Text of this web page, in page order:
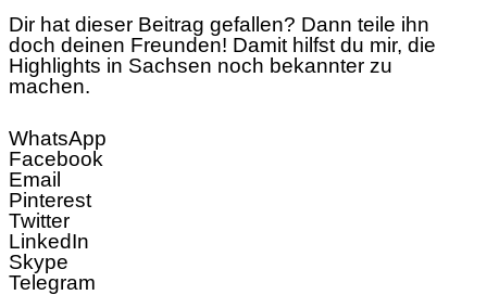
Dir hat dieser Beitrag gefallen? Dann teile ihn
doch deinen Freunden! Damit hilfst du mir, die
Highlights in Sachsen noch bekannter zu
machen.
WhatsApp
Facebook
Email
Pinterest
Twitter
LinkedIn
Skype
Telegram